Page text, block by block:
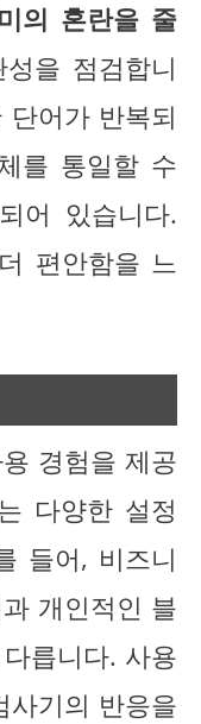
의 혼란을 줄
을 점검합니
어가 반복되
를 통일할 수
어 있습니다.
편안함을 느
경험을 제공
다양한 설정
들어, 비즈니
개인적인 블
릅니다. 사용
사기의 반응을